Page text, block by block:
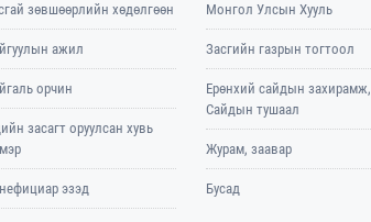
зөвшөөрлийн хөдөлгөөн
ажил
орчин
засагт оруулсан хувь
эзэд
Монгол Улсын Хууль
Засгийн газрын тогтоол
Ерөнхий сайдын захирамж,
Сайдын тушаал
Журам, заавар
Бусад